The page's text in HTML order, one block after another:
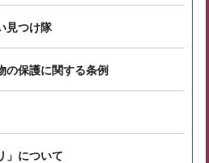
見つけ隊
の保護に関する条例
」について